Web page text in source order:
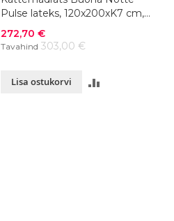
Pulse lateks, 120x200xK7 cm,
värvivalik
Soodushind
272,70 €
Tavahind 303,00 €
Lisa ostukorvi